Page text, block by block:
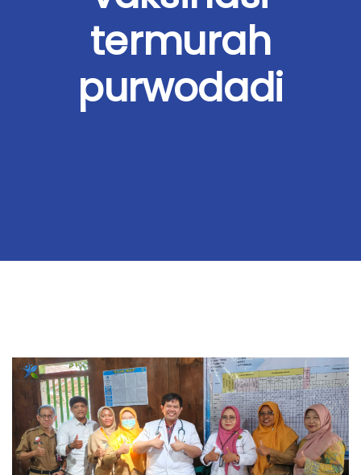
termurah
purwodadi